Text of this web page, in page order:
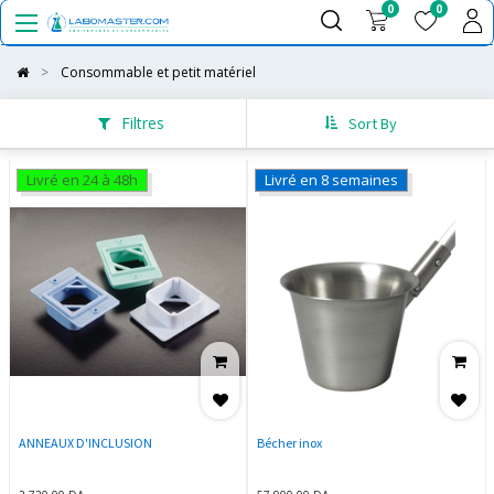
0 0
Consommable et petit matériel
Filtres Sort By
Livré en 24 à 48h
ANNEAUX D'INCLUSION
Livré en 8 semaines
Bécher inox